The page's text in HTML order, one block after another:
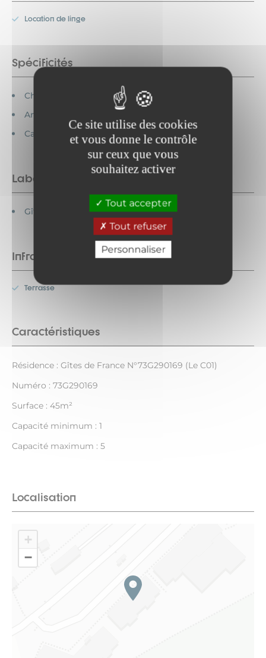
Ce site utilise des cookies
et vous donne le contrôle
sur ceux que vous
souhaitez activer
Tout accepter
Tout refuser
Personnaliser
Location de linge
Spécificités
Chèques vacances acceptés
Animaux acceptés
Cartes bancaires acceptées
Labels
Gîtes de France
Infrastructures
Terrasse
Caractéristiques
Résidence : Gîtes de France N°73G290169 (Le C01)
Numéro : 73G290169
Surface : 45m²
Capacité minimum : 1
Capacité maximum : 5
Localisation
+
−